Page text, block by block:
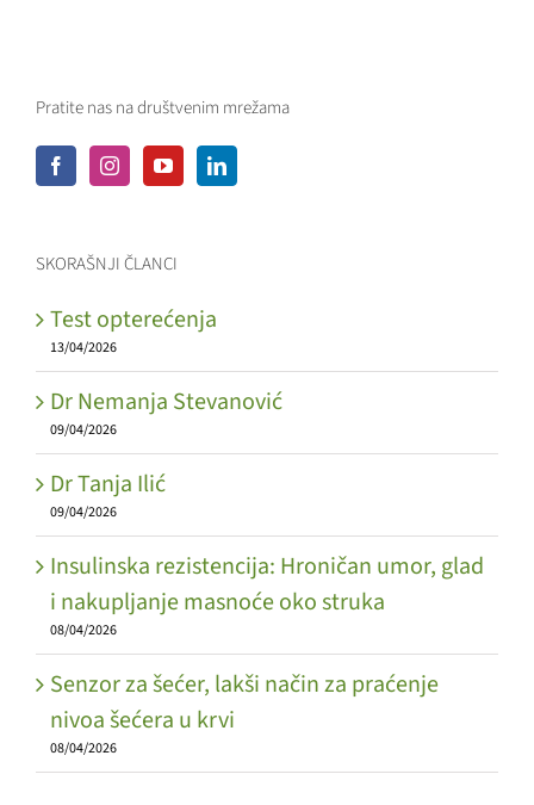
Pratite nas na društvenim mrežama
SKORAŠNJI ČLANCI
Test opterećenja
13/04/2026
Dr Nemanja Stevanović
09/04/2026
Dr Tanja Ilić
09/04/2026
Insulinska rezistencija: Hroničan umor, glad
i nakupljanje masnoće oko struka
08/04/2026
Senzor za šećer, lakši način za praćenje
nivoa šećera u krvi
08/04/2026